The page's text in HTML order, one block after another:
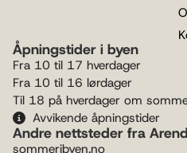
Åpningstider i byen
Fra 10 til 17 hverdager
Fra 10 til 16 lørdager
Til 18 på hverdager om
Avvikende åpningstider
Andre nettsteder fra
sommeribyen.no